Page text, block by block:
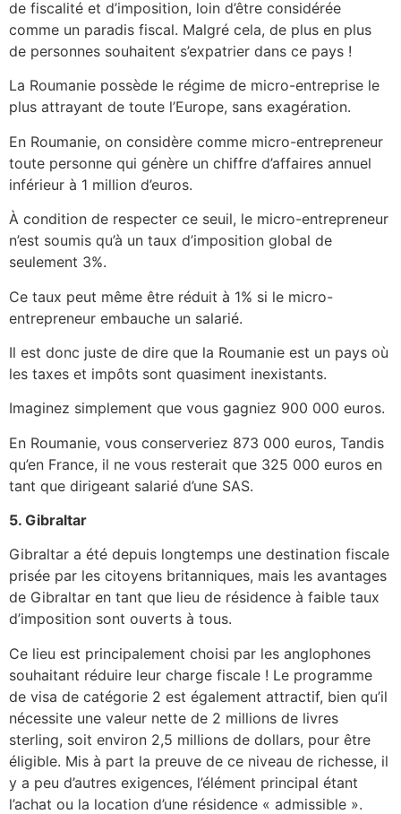
de fiscalité et d’imposition, loin d’être considérée
comme un paradis fiscal. Malgré cela, de plus en plus
de personnes souhaitent s’expatrier dans ce pays !
La Roumanie possède le régime de micro-entreprise le
plus attrayant de toute l’Europe, sans exagération.
En Roumanie, on considère comme micro-entrepreneur
toute personne qui génère un chiffre d’affaires annuel
inférieur à 1 million d’euros.
À condition de respecter ce seuil, le micro-entrepreneur
n’est soumis qu’à un taux d’imposition global de
seulement 3%.
Ce taux peut même être réduit à 1% si le micro-
entrepreneur embauche un salarié.
Il est donc juste de dire que la Roumanie est un pays où
les taxes et impôts sont quasiment inexistants.
Imaginez simplement que vous gagniez 900 000 euros.
En Roumanie, vous conserveriez 873 000 euros, Tandis
qu’en France, il ne vous resterait que 325 000 euros en
tant que dirigeant salarié d’une SAS.
5. Gibraltar
Gibraltar a été depuis longtemps une destination fiscale
prisée par les citoyens britanniques, mais les avantages
de Gibraltar en tant que lieu de résidence à faible taux
d’imposition sont ouverts à tous.
Ce lieu est principalement choisi par les anglophones
souhaitant réduire leur charge fiscale ! Le programme
de visa de catégorie 2 est également attractif, bien qu’il
nécessite une valeur nette de 2 millions de livres
sterling, soit environ 2,5 millions de dollars, pour être
éligible. Mis à part la preuve de ce niveau de richesse, il
y a peu d’autres exigences, l’élément principal étant
l’achat ou la location d’une résidence « admissible ».